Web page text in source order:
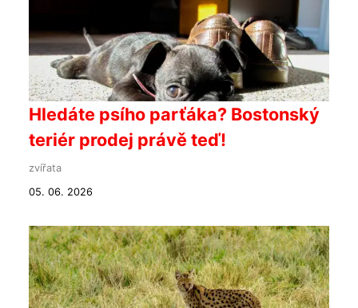
Hledáte psího parťáka? Bostonský
teriér prodej právě teď!
zvířata
05. 06. 2026